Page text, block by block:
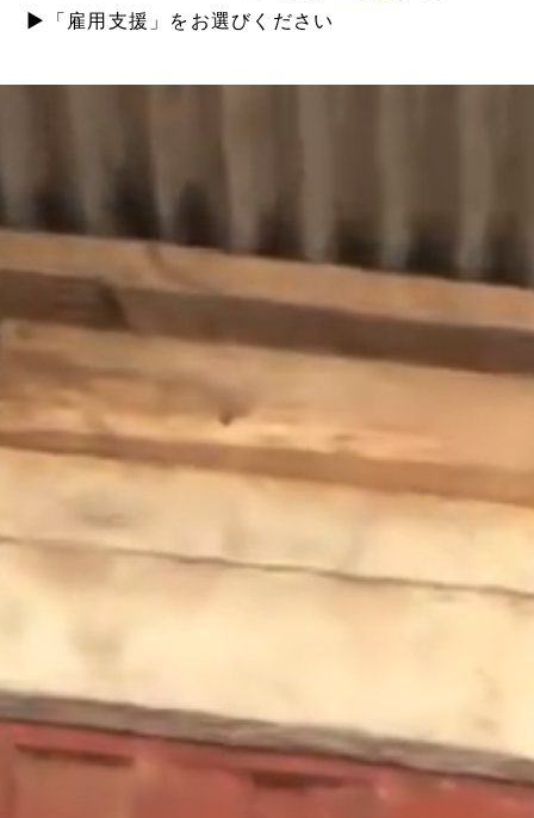
▶︎「雇用支援」をお選びください